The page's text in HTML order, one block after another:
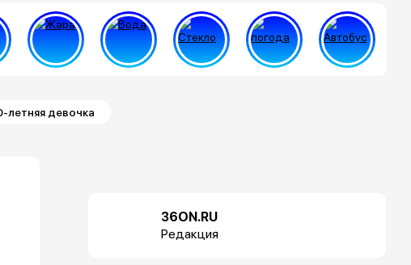
летняя девочка
36ON.RU
Редакция